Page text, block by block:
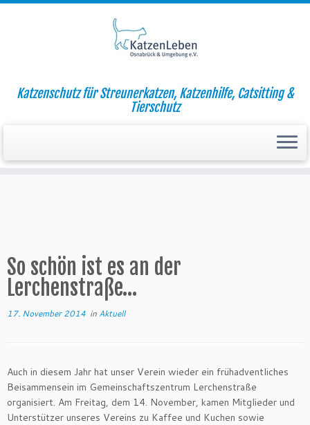
InhaltKatzenschutz für Streunerkatzen, Katzenhilfe, Catsitting &
Tierschutz
Startseite » Aktuell » So schön ist es an der Lerchenstraße…
So schön ist es an der
Lerchenstraße…
17. November 2014 in Aktuell
Auch in diesem Jahr hat unser Verein wieder ein frühadventliches
Beisammensein im Gemeinschaftszentrum Lerchenstraße
organisiert. Am Freitag, dem 14. November, kamen Mitglieder und
Unterstützer unseres Vereins zu Kaffee und Kuchen sowie